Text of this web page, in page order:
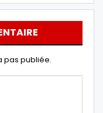
pas publiée.